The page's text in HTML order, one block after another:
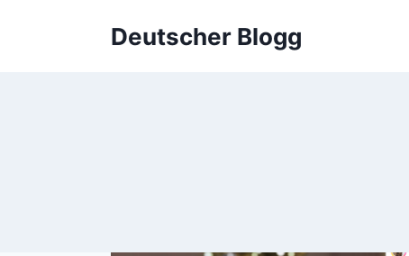
Deutscher Blogg